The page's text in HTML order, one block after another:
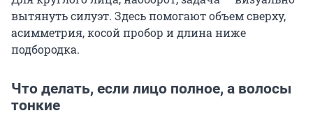
вытянуть силуэт. Здесь помогают объем сверху,
асимметрия, косой пробор и длина ниже
подбородка.
Что делать, если лицо полное, а волосы
тонкие